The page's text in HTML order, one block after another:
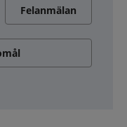
Felanmälan